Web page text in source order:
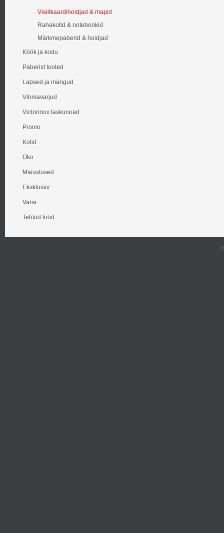
Visiitkaardihoidjad & mapid
Rahakotid & notebookid
Märkmepaberid & hoidjad
Köök ja kodu
Paberist tooted
Lapsed ja mängud
Vihmavarjud
Victorinox taskunoad
Promo
Kotid
Öko
Maiustused
Eksklusiiv
Varia
Tehtud tööd